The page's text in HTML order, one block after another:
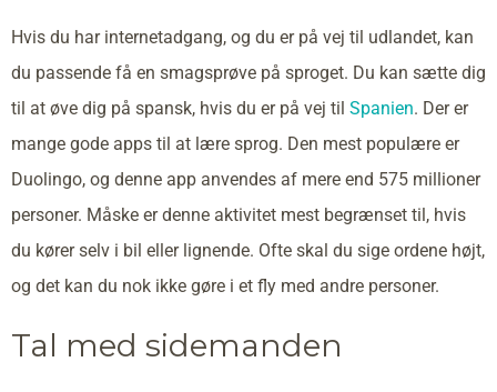
Hvis du har internetadgang, og du er på vej til udlandet, kan
du passende få en smagsprøve på sproget. Du kan sætte dig
til at øve dig på spansk, hvis du er på vej til Spanien. Der er
mange gode apps til at lære sprog. Den mest populære er
Duolingo, og denne app anvendes af mere end 575 millioner
personer. Måske er denne aktivitet mest begrænset til, hvis
du kører selv i bil eller lignende. Ofte skal du sige ordene højt,
og det kan du nok ikke gøre i et fly med andre personer.
Tal med sidemanden